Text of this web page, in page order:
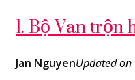
1. Bộ Van
Jan NguyenUpdated on